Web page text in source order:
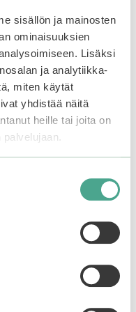
sisällön ja mainosten
ominaisuuksien
Lisäksi
ja analytiikka-
miten käytät
yhdistää näitä
heille tai joita on
Lisää ostoskoriin